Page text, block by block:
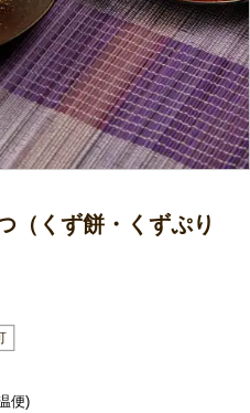
（くず餅・くずぷり
便)